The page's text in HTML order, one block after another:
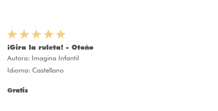
¡Gira la ruleta! - Otoño
Autora: Imagina Infantil
Idioma: Castellano
Gratis